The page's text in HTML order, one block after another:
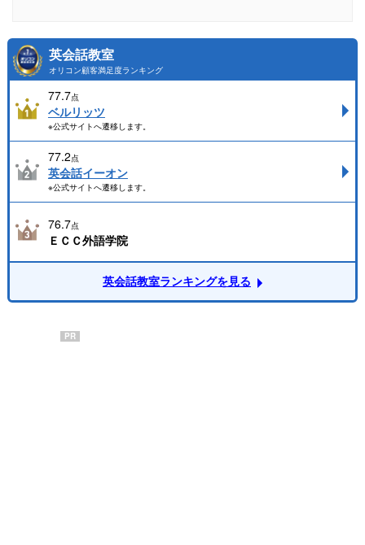
英会話教室
オリコン顧客満足度ランキング
77.7点
ベルリッツ
※公式サイトへ遷移します。
77.2点
英会話イーオン
※公式サイトへ遷移します。
76.7点
ＥＣＣ外語学院
英会話教室ランキングを見る
PR